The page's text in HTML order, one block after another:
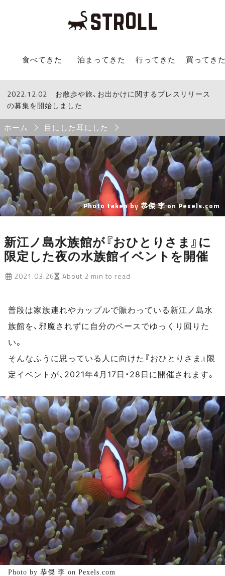
STROLL Menu
食べてきた 泊まってきた 行ってきた 買ってき
STROLLからのお知らせ
2022.12.02
お散歩や旅、お出かけに関するプレスリリース
の募集を開始しました
Breadcrumb
ホーム 目にした耳にした
Photo taken by 恭傑 李 onPexels.com
新江ノ島水族館が『おひとりさま』に
限定した夜の水族館イベントを開催
2021.03.26 About 2 min to read
普段は家族連れやカップルで賑わっている新江ノ島水
族館を、邪魔されずに自分のペースでゆっくり回りた
い。
そんなふうに思っている人に向けた『おひとりさま』限
定イベントが、2021年4月17日・28日に開催されます。
Photo by 恭傑 李 on Pexels.com